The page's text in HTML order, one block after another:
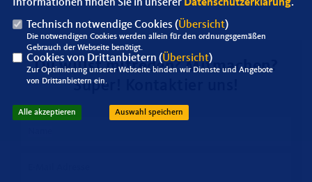
Du willst mitreden? Mitmachen?
Super! Kontaktier uns!
Informationen finden Sie in unserer Datenschutzerklärung.
Technisch notwendige Cookies (Übersicht)
Die notwendigen Cookies werden allein für den ordnungsgemäßen
Gebrauch der Webseite benötigt.
Cookies von Drittanbietern (Übersicht)
Zur Optimierung unserer Webseite binden wir Dienste und Angebote
von Drittanbietern ein.
Alle akzeptieren Auswahl speichern